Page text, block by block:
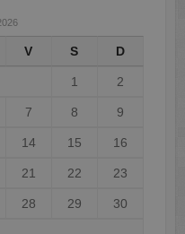
V S D
1 2
7 8 9
14 15 16
21 22 23
28 29 30